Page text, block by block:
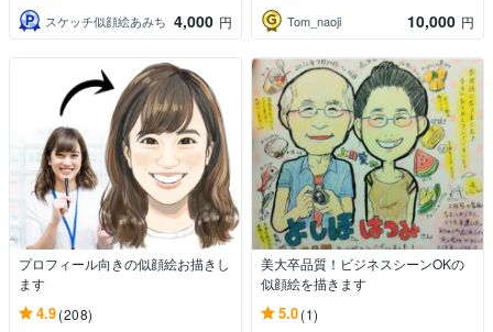
スケッチ似顔絵あみち 4,000 円 Tom_naoji 10,000 円
プロフィール向きの似顔絵お描きし
ます
4.9(208)
美大卒品質！ビジネスシーンOKの
似顔絵を描きます
5.0(1)